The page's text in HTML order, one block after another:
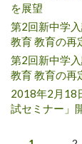
を展望
第2回新中学
教育 教育の再
第2回新中学
教育 教育の再
2018年2月18
試セミナー」